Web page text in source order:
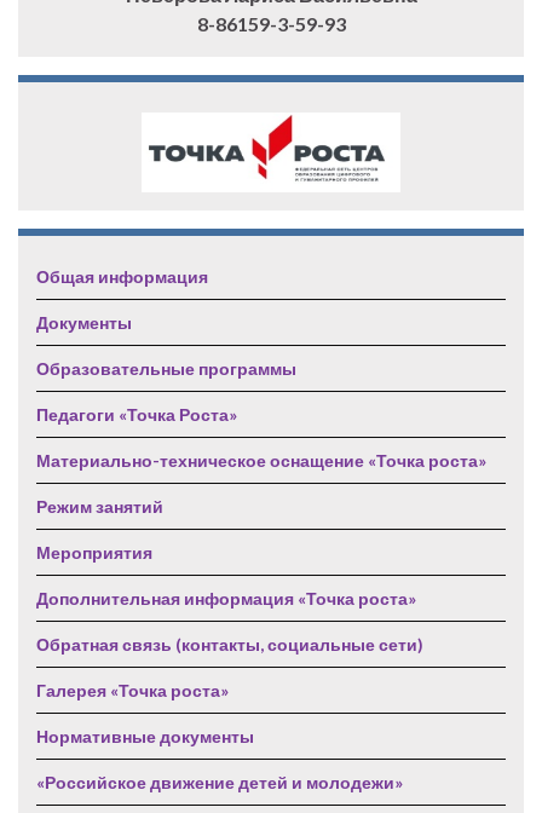
8-86159-3-59-93
Общая информация
Документы
Образовательные программы
Педагоги «Точка Роста»
Материально-техническое оснащение «Точка роста»
Режим занятий
Мероприятия
Дополнительная информация «Точка роста»
Обратная связь (контакты, социальные сети)
Галерея «Точка роста»
Нормативные документы
«Российское движение детей и молодежи»